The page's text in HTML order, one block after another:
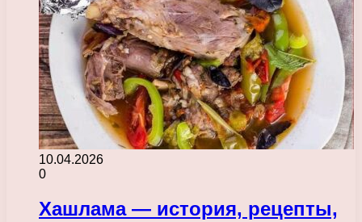
10.04.2026
0
Хашлама — история, рецепты,